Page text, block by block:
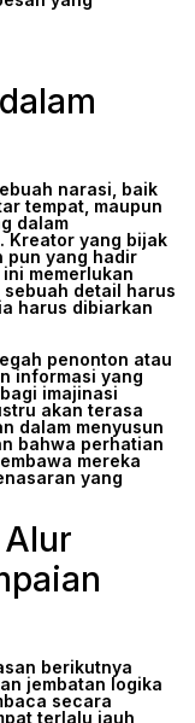
narasi, baik
tempat, maupun
dalam
Kreator yang bijak
pun yang hadir
memerlukan
detail harus
harus dibiarkan
penonton atau
informasi yang
imajinasi
akan terasa
dalam menyusun
bahwa perhatian
mereka
yang
berikutnya
jembatan logika
secara
terlalu jauh